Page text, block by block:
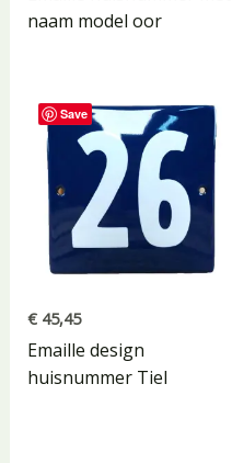
naam model oor
Save
€45,45
Emaille design
huisnummer Tiel